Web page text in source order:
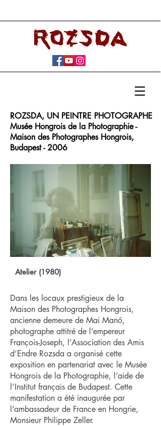
ROZSDA, UN PEINTRE PHOTOGRAPHE
Musée Hongrois de la Photographie -
Maison des Photographes Hongrois,
Budapest - 2006
Atelier (1980)
Dans les locaux prestigieux de la
Maison des Photographes Hongrois,
ancienne demeure de Mai Manó,
photographe attitré de l’empereur
François-Joseph, l’Association des Amis
d’Endre Rozsda a organisé cette
exposition en partenariat avec le Musée
Hongrois de la Photographie, l’aide de
l’Institut français de Budapest. Cette
manifestation a été inaugurée par
l’ambassadeur de France en Hongrie,
Monsieur Philippe Zeller.